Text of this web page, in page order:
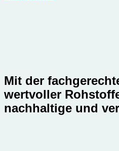
Mit der
wertvoller
nachhaltige und